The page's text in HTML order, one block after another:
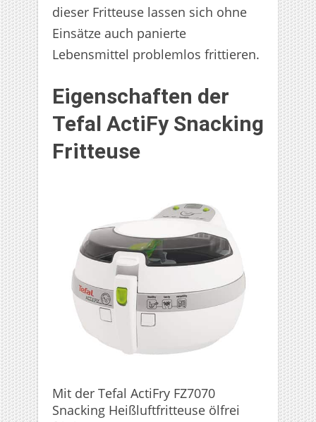
dieser Fritteuse lassen sich ohne
Einsätze auch panierte
Lebensmittel problemlos frittieren.
Eigenschaften der
Tefal ActiFy Snacking
Fritteuse
Mit der Tefal ActiFry FZ7070
Snacking Heißluftfritteuse ölfrei